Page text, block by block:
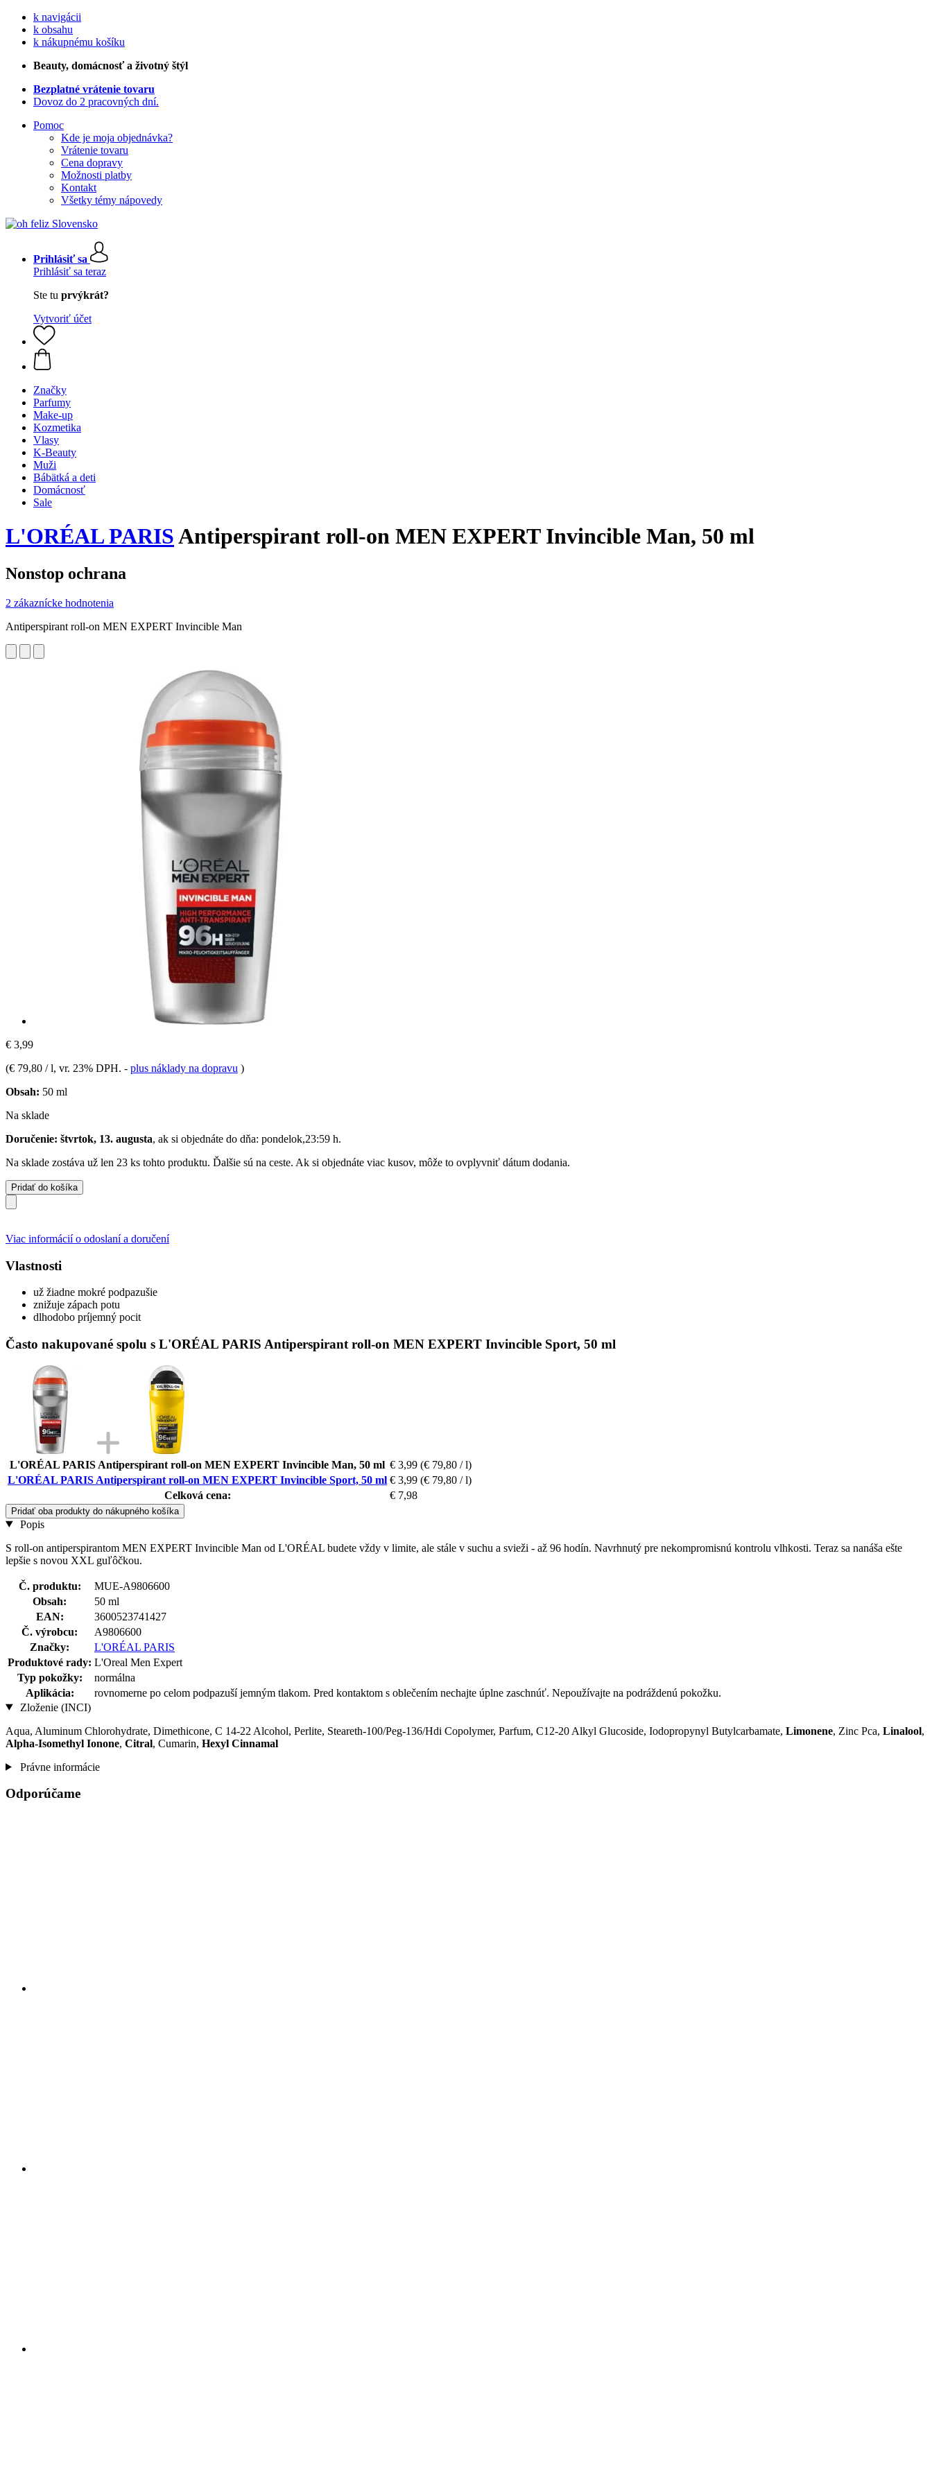
k navigácii
k obsahu
k nákupnému košíku
Beauty, domácnosť a životný štýl
Bezplatné vrátenie tovaru
Dovoz do 2 pracovných dní.
Pomoc
Kde je moja objednávka?
Vrátenie tovaru
Cena dopravy
Možnosti platby
Kontakt
Všetky témy nápovedy
Prihlásiť sa
Prihlásiť sa teraz
Ste tu prvýkrát?
Vytvoriť účet
Značky
Parfumy
Make-up
Kozmetika
Vlasy
K-Beauty
Muži
Bábätká a deti
Domácnosť
Sale
L'ORÉAL PARISAntiperspirant roll-on MEN EXPERT Invincible Man, 50 ml
Nonstop ochrana
2 zákaznícke hodnotenia
Antiperspirant roll-on MEN EXPERT Invincible Man
€ 3,99
(€ 79,80 / l, vr. 23% DPH. - plus náklady na dopravu )
Obsah: 50 ml
Na sklade
Doručenie: štvrtok, 13. augusta, ak si objednáte do dňa: pondelok,23:59 h.
Na sklade zostáva už len 23 ks tohto produktu. Ďalšie sú na ceste. Ak si objednáte viac kusov, môže to ovplyvniť dátum dodania.
Pridať do košíka
Viac informácií o odoslaní a doručení
Vlastnosti
už žiadne mokré podpazušie
znižuje zápach potu
dlhodobo príjemný pocit
Často nakupované spolu s L'ORÉAL PARIS Antiperspirant roll-on MEN EXPERT Invincible Sport, 50 ml
L'ORÉAL PARIS Antiperspirant roll-on MEN EXPERT Invincible Man, 50 ml € 3,99 (€ 79,80 / l)
L'ORÉAL PARIS Antiperspirant roll-on MEN EXPERT Invincible Sport, 50 ml € 3,99 (€ 79,80 / l)
Celková cena:
€ 7,98
Pridať oba produkty do nákupného košíka
Popis
S roll-on antiperspirantom MEN EXPERT Invincible Man od L'ORÉAL budete vždy v limite, ale stále v suchu a svieži - až 96 hodín. Navrhnutý pre nekompromisnú kontrolu vlhkosti. Teraz sa nanáša ešte
lepšie s novou XXL guľôčkou.
Č. produktu:
MUE-A9806600
Obsah:
50 ml
EAN:
3600523741427
Č. výrobcu:
A9806600
Značky:
L'ORÉAL PARIS
Produktové rady: L'Oreal Men Expert
Typ pokožky:
normálna
Aplikácia:
rovnomerne po celom podpazuší jemným tlakom. Pred kontaktom s oblečením nechajte úplne zaschnúť. Nepoužívajte na podráždenú pokožku.
Zloženie (INCI)
Aqua, Aluminum Chlorohydrate, Dimethicone, C 14-22 Alcohol, Perlite, Steareth-100/Peg-136/Hdi Copolymer, Parfum, C12-20 Alkyl Glucoside, Iodopropynyl Butylcarbamate, Limonene, Zinc Pca, Linalool,
Alpha-Isomethyl Ionone, Citral, Cumarin, Hexyl Cinnamal
Právne informácie
Odporúčame